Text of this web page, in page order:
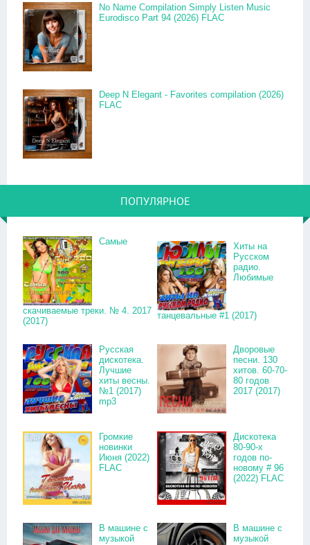
No Name Compilation Simply Listen Music
Eurodisco Part 94 (2026) FLAC
Deep N Elegant - Favorites compilation (2026)
FLAC
ПОПУЛЯРНОЕ
Самые
скачиваемые треки. № 4. 2017
(2017)
Хиты на
Русском
радио.
Любимые
танцевальные #1 (2017)
Русская
дискотека.
Лучшие
хиты весны.
№1 (2017)
mp3
Дворовые
песни. 130
хитов. 60-70-
80 годов
2017 (2017)
Громкие
новинки
Июня (2022)
FLAC
Дискотека
80-90-х
годов по-
новому # 96
(2022) FLAC
В машине с
музыкой
В машине с
музыкой